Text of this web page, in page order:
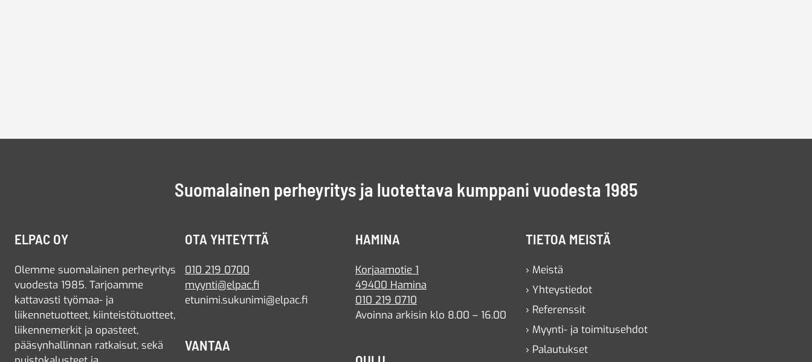
Suomalainen perheyritys ja luotettava kumppani vuodesta 1985
ELPAC OY
Olemme suomalainen perheyritys
vuodesta 1985. Tarjoamme
kattavasti työmaa- ja
liikennetuotteet, kiinteistötuotteet,
liikennemerkit ja opasteet,
pääsynhallinnan ratkaisut, sekä
OTA YHTEYTTÄ
010 219 0700
myynti@elpac.fi
etunimi.sukunimi@elpac.fi
VANTAA
HAMINA
Korjaamotie 1
49400 Hamina
010 219 0710
Avoinna arkisin klo 8.00 – 16.00
TIETOA MEISTÄ
› Meistä
› Yhteystiedot
› Referenssit
› Myynti- ja toimitusehdot
› Palautukset